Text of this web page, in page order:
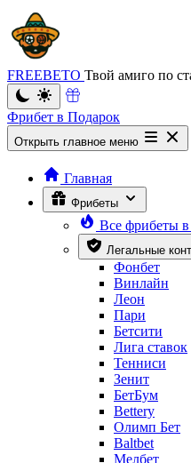
FREEBETO Твой амиго по
Фрибет в Подарок
Открыть главное меню
Главная
Фрибеты
Все фрибеты
Легальные
Фонбет
Винлайн
Леон
Пари
Бетсити
Лига ставок
Тенниси
Зенит
БетБум
Bettery
Олимп Бет
Baltbet
Мелбет